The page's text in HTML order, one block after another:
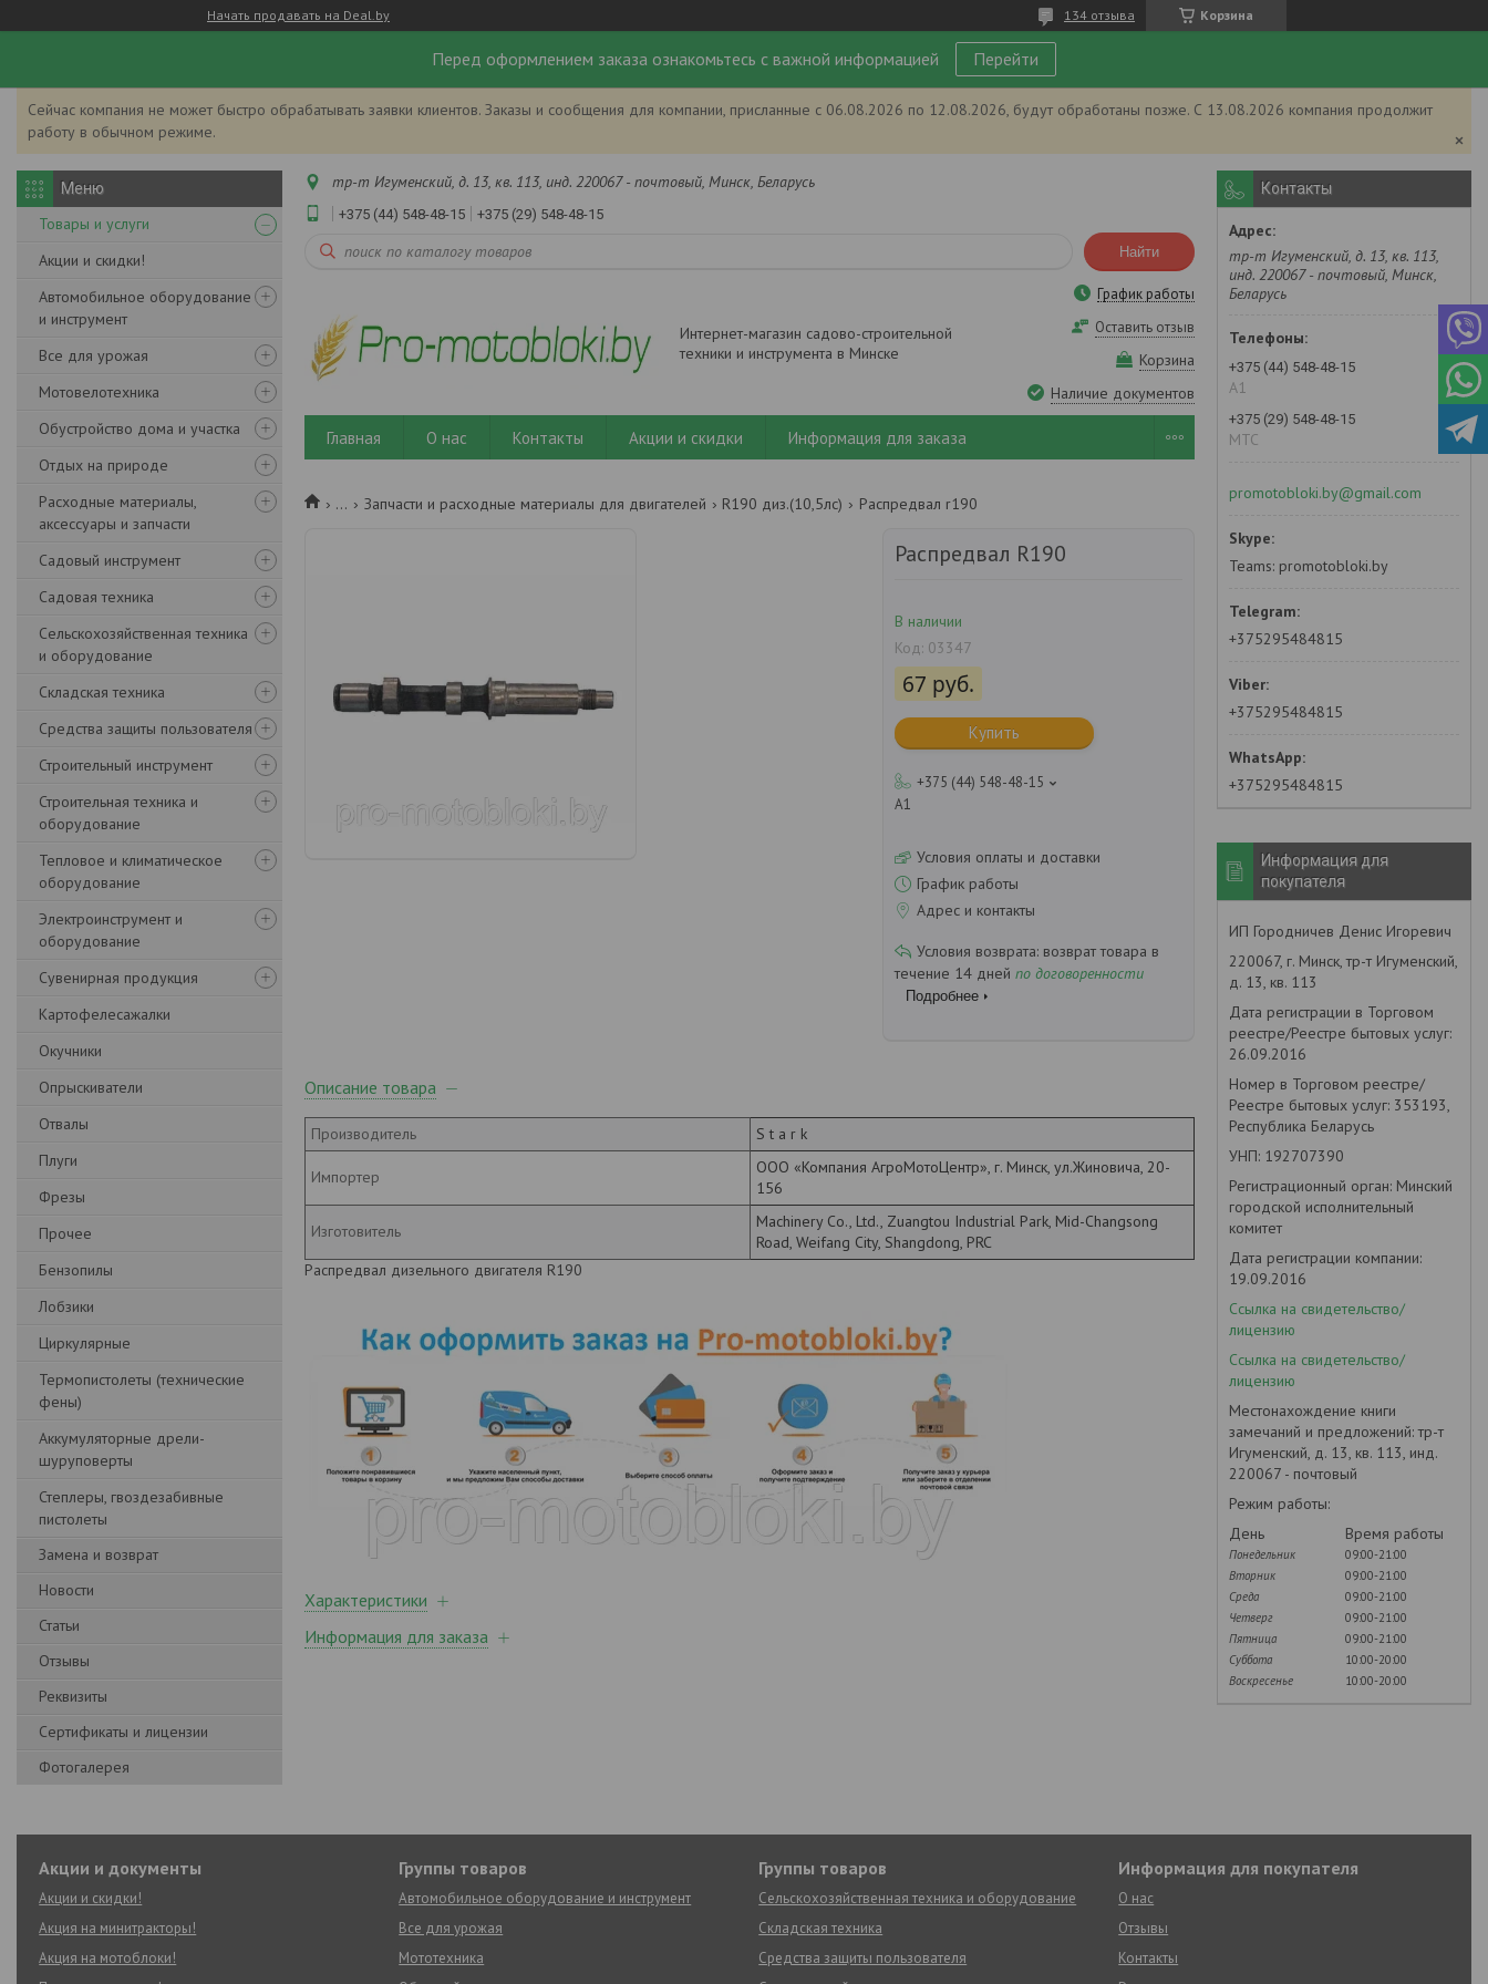
Начать продавать на Deal.by Корзина
134 отзыва
Перед оформлением заказа ознакомьтесь с важной информацией Перейти
Сейчас компания не может быстро обрабатывать заявки клиентов. Заказы и сообщения для компании, присланные с 06.08.2026 по 12.08.2026, будут обработаны позже. С 13.08.2026 компания продолжит
работу в обычном режиме.
Товары и услуги
Акции и скидки!
Автомобильное оборудование
и инструмент
Все для урожая
Мотовелотехника
Обустройство дома и участка
Отдых на природе
Расходные материалы,
аксессуары и запчасти
Садовый инструмент
Садовая техника
Сельскохозяйственная техника
и оборудование
Складская техника
Средства защиты пользователя
Строительный инструмент
Строительная техника и
оборудование
Тепловое и климатическое
оборудование
Электроинструмент и
оборудование
Сувенирная продукция
Картофелесажалки
Окучники
Опрыскиватели
Отвалы
Плуги
Фрезы
Прочее
Бензопилы
Лобзики
Циркулярные
Термопистолеты (технические
фены)
Аккумуляторные дрели-
шуруповерты
Степлеры, гвоздезабивные
пистолеты
Замена и возврат
Новости
Статьи
Отзывы
Реквизиты
Сертификаты и лицензии
Фотогалерея
тр-т Игуменский, д. 13, кв. 113, инд. 220067 - почтовый, Минск, Беларусь
+375 (44) 548-48-15 +375 (29) 548-48-15
Найти
Интернет-магазин садово-строительной
техники и инструмента в Минске
График работы
Оставить отзыв
Корзина
Наличие документов
Главная О нас Контакты Акции и скидки Информация для заказа
... Запчасти и расходные материалы для двигателей R190 диз.(10,5лс) Распредвал r190
Распредвал R190
В наличии
Код: 03347
67 руб.
Купить
+375 (44) 548-48-15
А1
Условия оплаты и доставки
График работы
Адрес и контакты
возврат товара в
течение 14 дней по договоренности
Подробнее
Описание товара
Производитель S t a r k
Импортер
ООО «Компания АгроМотоЦентр», г. Минск, ул.Жиновича, 20-
156
Изготовитель
Machinery Co., Ltd., Zuangtou Industrial Park, Mid-Changsong
Road, Weifang City, Shangdong, PRC
Распредвал дизельного двигателя R190
Характеристики
Информация для заказа
Контакты
тр-т Игуменский, д. 13, кв. 113,
инд. 220067 - почтовый, Минск,
Беларусь
+375 (44) 548-48-15
А1
+375 (29) 548-48-15
MTC
promotobloki.by@gmail.com
Teams: promotobloki.by
+375295484815
+375295484815
+375295484815
Информация для
покупателя
ИП Городничев Денис Игоревич
220067, г. Минск, тр-т Игуменский,
д. 13, кв. 113
Дата регистрации в Торговом
реестре/Реестре бытовых услуг:
26.09.2016
Номер в Торговом реестре/
Реестре бытовых услуг: 353193,
Республика Беларусь
УНП: 192707390
Регистрационный орган: Минский
городской исполнительный
комитет
Дата регистрации компании:
19.09.2016
Ссылка на свидетельство/
лицензию
Ссылка на свидетельство/
лицензию
Местонахождение книги
замечаний и предложений: тр-т
Игуменский, д. 13, кв. 113, инд.
220067 - почтовый
Режим работы:
День
Время работы
Понедельник
09:00-21:00
Вторник
09:00-21:00
Среда
09:00-21:00
Четверг
09:00-21:00
Пятница
09:00-21:00
Суббота
10:00-20:00
Воскресенье
10:00-20:00
Акции и документы
Акции и скидки!
Акция на минитракторы!
Акция на мотоблоки!
Группы товаров
Автомобильное оборудование и инструмент
Все для урожая
Мототехника
Группы товаров
Сельскохозяйственная техника и оборудование
Складская техника
Средства защиты пользователя
Информация для покупателя
О нас
Отзывы
Контакты